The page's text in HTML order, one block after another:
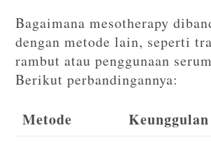
Bagaimana mesotherapy
dengan metode lain, seperti
rambut atau penggunaan
Berikut perbandingannya:
Metode Keunggulan